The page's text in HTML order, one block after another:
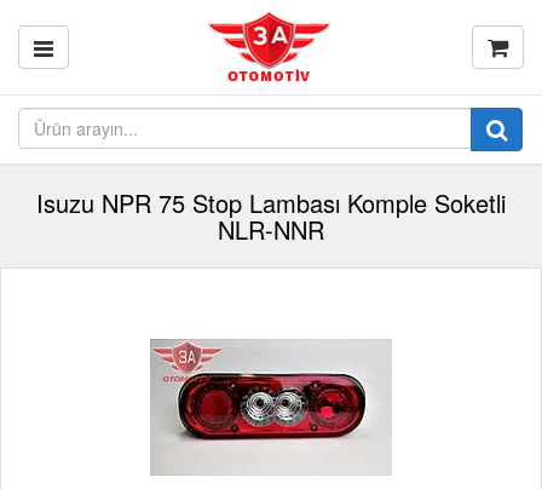
Isuzu NPR 75 Stop Lambası Komple Soketli
NLR-NNR